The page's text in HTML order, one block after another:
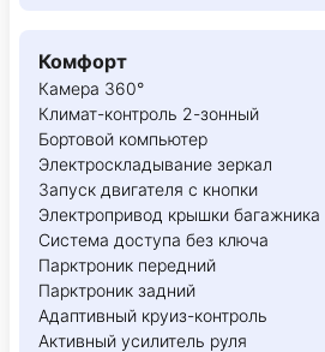
Комфорт
Камера 360°
Климат-контроль 2-зонный
Бортовой компьютер
Электроскладывание зеркал
Запуск двигателя с кнопки
Электропривод крышки багажника
Система доступа без ключа
Парктроник передний
Парктроник задний
Адаптивный круиз-контроль
Активный усилитель руля